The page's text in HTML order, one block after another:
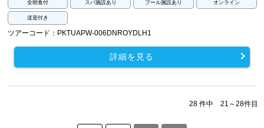
全朝食付 スパ施設あり プール施設あり オンライン
送迎付き
ツアーコード：PKTUAPW-006DNROYDLH1
詳細を見る
28 件中 21～28件目